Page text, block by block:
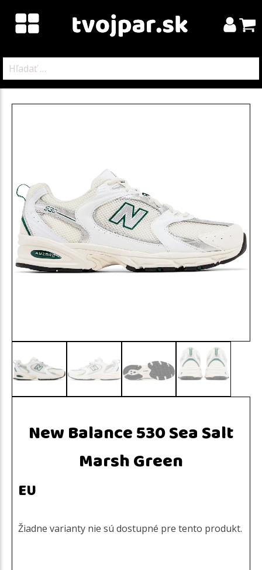
New Balance 530 Sea Salt
Marsh Green
EU
Žiadne varianty nie sú dostupné pre tento produkt.